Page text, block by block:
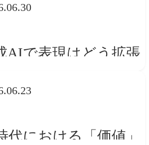
意思決定」のルール
AIで表現はどう拡張
る、AI時代の「プロ
代における「価値」